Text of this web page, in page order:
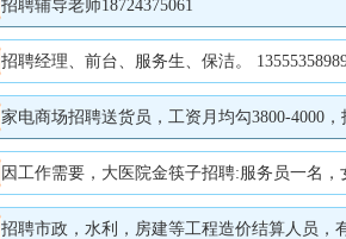
招聘辅导老师18724375061
招聘经理、前台、服务生、保洁。
家电商场招聘送货员，工资月均勾3800-4000
因工作需要，大医院金筷子招聘:服务员一名，
招聘市政，水利，房建等工程造价结算人员，